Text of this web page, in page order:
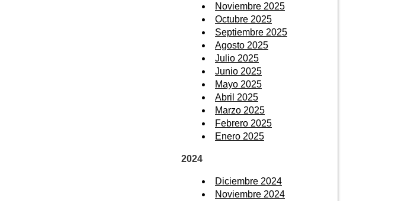
Noviembre 2025
Octubre 2025
Septiembre 2025
Agosto 2025
Julio 2025
Junio 2025
Mayo 2025
Abril 2025
Marzo 2025
Febrero 2025
Enero 2025
2024
Diciembre 2024
Noviembre 2024